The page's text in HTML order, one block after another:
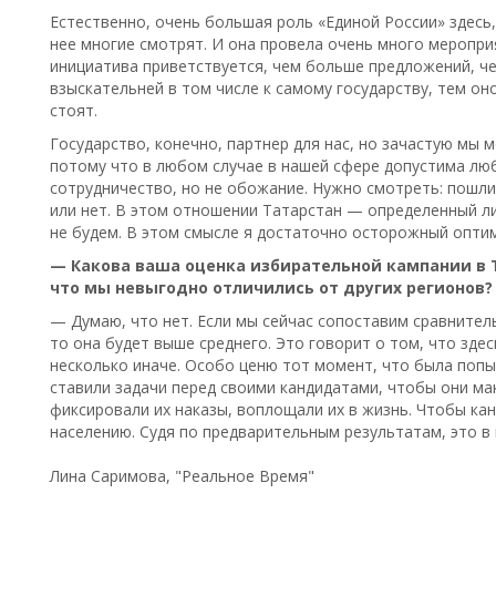
Естественно, очень большая роль «Единой России»
нее многие смотрят. И она провела очень много
инициатива приветствуется, чем больше предложений,
взыскательней в том числе к самому государству, тем
стоят.
Государство, конечно, партнер для нас, но зачастую мы
потому что в любом случае в нашей сфере допустима
сотрудничество, но не обожание. Нужно смотреть:
или нет. В этом отношении Татарстан — определенный
не будем. В этом смысле я достаточно осторожный
— Какова ваша оценка избирательной кампании в
что мы невыгодно отличились от других регионов?
— Думаю, что нет. Если мы сейчас сопоставим
то она будет выше среднего. Это говорит о том, что
несколько иначе. Особо ценю тот момент, что была
ставили задачи перед своими кандидатами, чтобы они
фиксировали их наказы, воплощали их в жизнь. Чтобы
населению. Судя по предварительным результатам, это
Лина Саримова, "Реальное Время"